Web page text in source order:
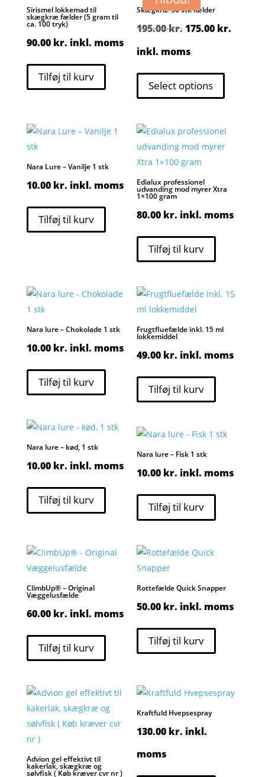
Sirismel lokkemad til
skægkræ fælder (5 gram til
ca. 100 tryk)
90.00 kr. inkl. moms
Tilføj til kurv
Skægkræ 30 stk fælder
195.00kr.Den
oprindelige
pris
var:
175.00 kr.
inkl. moms
Select options
Nara Lure – Vanilje 1 stk
10.00 kr. inkl. moms
Tilføj til kurv
Edialux professionel
udvanding mod myrer Xtra
1×100 gram
80.00 kr. inkl. moms
Tilføj til kurv
Nara lure – Chokolade 1 stk
10.00 kr. inkl. moms
Tilføj til kurv
Frugtfluefælde inkl. 15 ml
lokkemiddel
49.00 kr. inkl. moms
Tilføj til kurv
Nara lure – kød, 1 stk
10.00 kr. inkl. moms
Tilføj til kurv
Nara lure – Fisk 1 stk
10.00 kr. inkl. moms
Tilføj til kurv
ClimbUp® – Original
Væggelusfælde
60.00 kr. inkl. moms
Tilføj til kurv
Rottefælde Quick Snapper
50.00 kr. inkl. moms
Tilføj til kurv
Advion gel effektivt til
kakerlak, skægkræ og
sølvfisk ( Køb kræver cvr nr )
Kraftfuld Hvepsespray
130.00 kr. inkl.
moms